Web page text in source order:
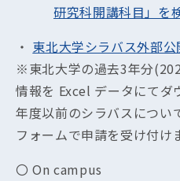
研究科開講科目」を
・ 東北大学シラバス外部公
※東北大学の過去3年分
情報を Excel データにてダ
年度以前のシラバスについ
フォームで申請を受け付け
〇 On campus